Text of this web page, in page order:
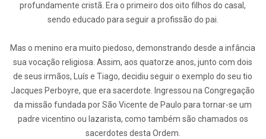
profundamente cristã. Era o primeiro dos oito filhos do casal,
sendo educado para seguir a profissão do pai.
Mas o menino era muito piedoso, demonstrando desde a infância
sua vocação religiosa. Assim, aos quatorze anos, junto com dois
de seus irmãos, Luís e Tiago, decidiu seguir o exemplo do seu tio
Jacques Perboyre, que era sacerdote. Ingressou na Congregação
da missão fundada por São Vicente de Paulo para tornar-se um
padre vicentino ou lazarista, como também são chamados os
sacerdotes desta Ordem.